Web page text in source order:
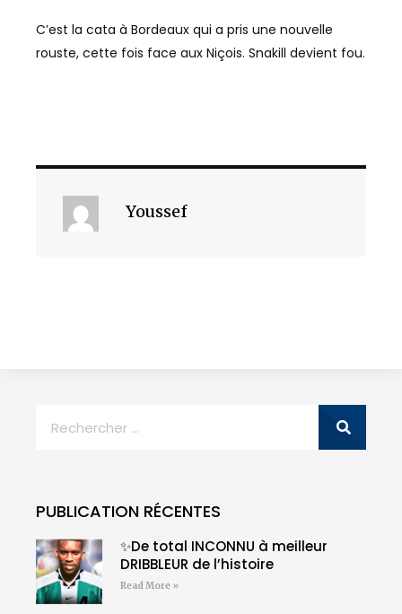
C’est la cata à Bordeaux qui a pris une nouvelle
rouste, cette fois face aux Niçois. Snakill devient fou.
Youssef
PUBLICATION RÉCENTES
✨De total INCONNU à meilleur
DRIBBLEUR de l’histoire
Read More »